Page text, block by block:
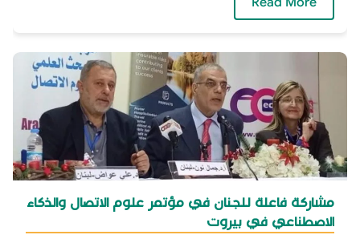
مشاركة فاعلة للجنان في مؤتمر علوم الاتصال والذكاء
الاصطناعي في بيروت